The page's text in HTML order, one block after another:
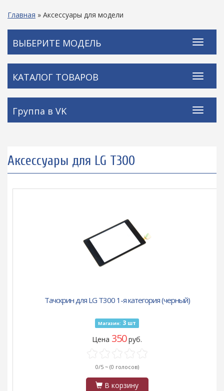
Главная » Аксессуары для модели
ВЫБЕРИТЕ МОДЕЛЬ
КАТАЛОГ ТОВАРОВ
Группа в VK
Аксессуары для LG T300
Тачскрин для LG T300 1-я категория (черный)
Магазин: 3 шт
Цена 350руб.
0/5 ~ (0 голосов)
В корзину